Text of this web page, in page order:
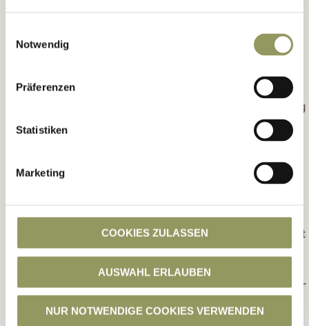
Notwendig
Präferenzen
Statistiken
Marketing
COOKIES ZULASSEN
AUSWAHL ERLAUBEN
NUR NOTWENDIGE COOKIES VERWENDEN
standen Projekte aus
Handel, Industrie und
Landwirtschaft im Fokus,
die unter nachhaltigen
Aspekten die Vermarktung
regionaler Produkte
(Innovative
regionaler Prägung, die
maximal 2 Jahre am Markt
sein durften) wählte das
Gremium die Block Foods
AG für das BLOCK HOUSE-
Rinderaufzuchtprogramm
auf den 1. Platz.